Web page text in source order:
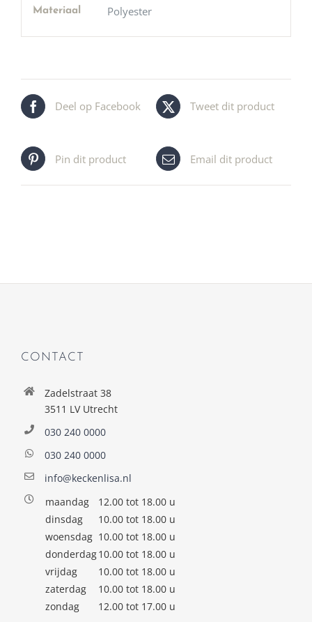
Materiaal Polyester
Deel op Facebook Tweet dit product
Pin dit product Email dit product
CONTACT
Zadelstraat 38
3511 LV Utrecht
030 240 0000
030 240 0000
info@keckenlisa.nl
maandag
12.00 tot 18.00 u
dinsdag
10.00 tot 18.00 u
woensdag 10.00 tot 18.00 u
donderdag10.00 tot 18.00 u
vrijdag
10.00 tot 18.00 u
zaterdag
10.00 tot 18.00 u
zondag
12.00 tot 17.00 u